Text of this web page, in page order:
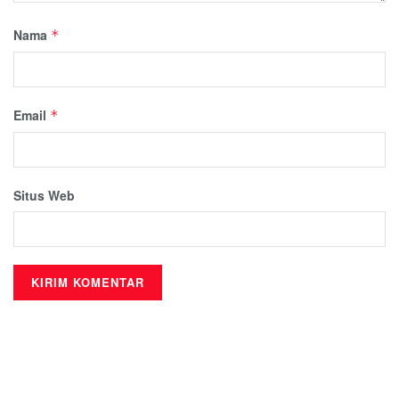
Nama *
Email *
Situs Web